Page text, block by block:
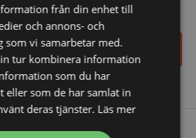
tack, anmäl mig
från din enhet till
och annons- och
som vi samarbetar med.
tur kombinera information
som du har
eller som de har samlat in
deras tjänster. Läs mer